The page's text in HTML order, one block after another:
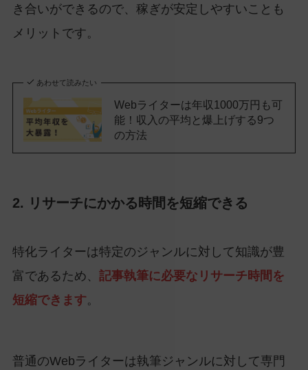
き合いができるので、稼ぎが安定しやすいことも
メリットです。
あわせて読みたい
Webライターは年収1000万円も可
能！収入の平均と爆上げする9つ
の方法
2. リサーチにかかる時間を短縮できる
特化ライターは特定のジャンルに対して知識が豊
富であるため、 記事執筆に必要なリサーチ時間を
短縮できます。
普通のWebライターは執筆ジャンルに対して専門